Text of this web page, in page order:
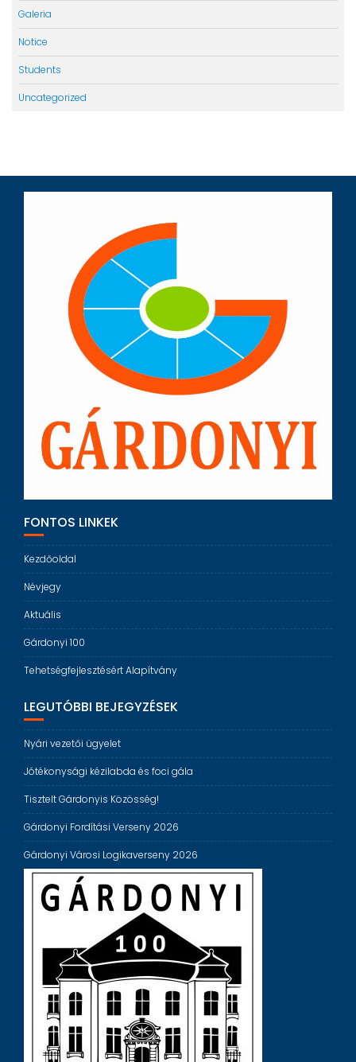
Galeria
Notice
Students
Uncategorized
FONTOS LINKEK
Kezdőoldal
Névjegy
Aktuális
Gárdonyi 100
Tehetségfejlesztésért Alapítvány
LEGUTÓBBI BEJEGYZÉSEK
Nyári vezetői ügyelet
Jótékonysági kézilabda és foci gála
Tisztelt Gárdonyis Közösség!
Gárdonyi Fordítási Verseny 2026
Gárdonyi Városi Logikaverseny 2026